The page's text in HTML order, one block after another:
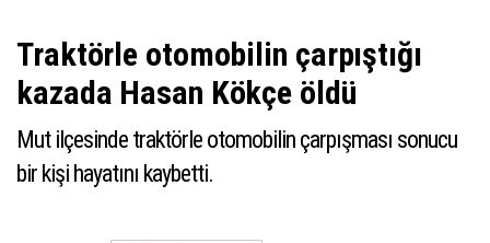
Traktörle otomobilin çarpıştığı
kazada Hasan Kökçe öldü
Mut ilçesinde traktörle otomobilin çarpışması sonucu
bir kişi hayatını kaybetti.